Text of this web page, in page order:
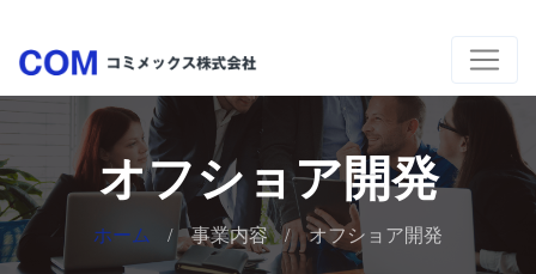
オフショア開発
ホーム 事業内容 オフショア開発